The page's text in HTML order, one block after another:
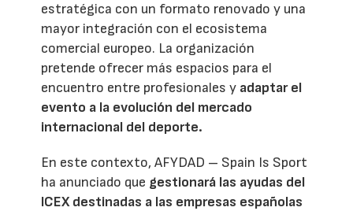
estratégica con un formato renovado y una
mayor integración con el ecosistema
comercial europeo. La organización
pretende ofrecer más espacios para el
encuentro entre profesionales y adaptar el
evento a la evolución del mercado
internacional del deporte.
En este contexto, AFYDAD – Spain Is Sport
ha anunciado que gestionará las ayudas del
ICEX destinadas a las empresas españolas